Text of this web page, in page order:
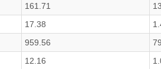
161.71
17.38
959.56
12.16